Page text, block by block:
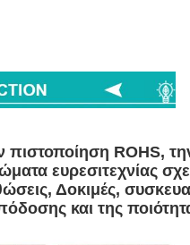
ROHS,
ευρεσιτεχνίας
Δοκιμές,
και της